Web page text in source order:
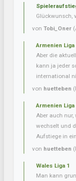
Glückwunsch,
von Tobi_Oner
Armenien Liga
Aber die
kann ja jeder
international
von huetteben
Armenien Liga
Aber auch nur,
wechselt und
Aufstiege in
von huetteben
Wales Liga 1
Man kann